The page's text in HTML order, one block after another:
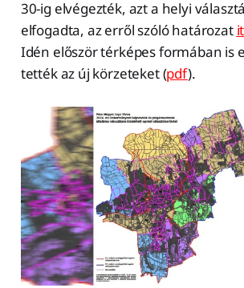
30-ig elvégezték, azt a helyi
elfogadta, az erről szóló határozat
Idén először térképes formában is
tették az új körzeteket (pdf).